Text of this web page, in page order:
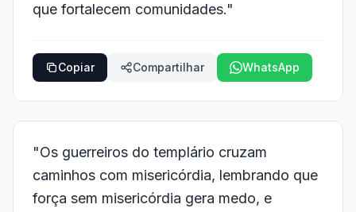
que fortalecem comunidades."
Copiar Compartilhar WhatsApp
"Os guerreiros do templário cruzam
caminhos com misericórdia, lembrando que
força sem misericórdia gera medo, e